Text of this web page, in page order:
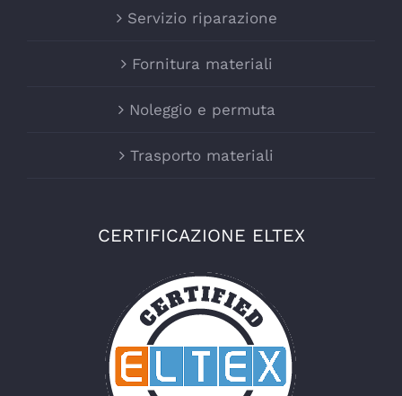
Servizio riparazione
Fornitura materiali
Noleggio e permuta
Trasporto materiali
CERTIFICAZIONE ELTEX